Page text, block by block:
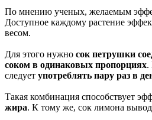
По мнению ученых, желаемым
Доступное каждому растение
весом.
Для этого нужно сок петрушки
соком в одинаковых пропорциях.
следует употреблять пару раз в
Такая комбинация способствует
жира. К тому же, сок лимона